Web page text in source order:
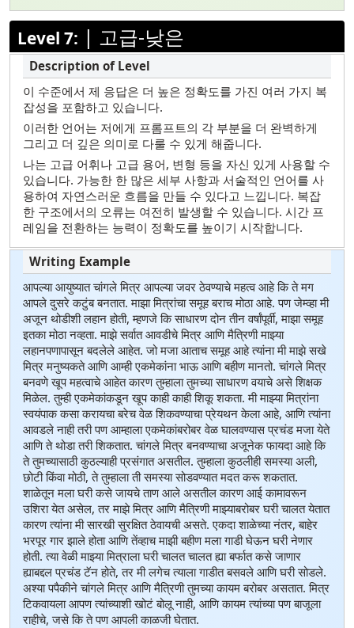
Level 7: | 고급-낮은
이 수준에서 제 응답은 더 높은 정확도를 가진 여러 가지 복
잡성을 포함하고 있습니다.
이러한 언어는 저에게 프롬프트의 각 부분을 더 완벽하게
그리고 더 깊은 의미로 다룰 수 있게 해줍니다.
나는 고급 어휘나 고급 용어, 변형 등을 자신 있게 사용할 수
있습니다. 가능한 한 많은 세부 사항과 서술적인 언어를 사
용하여 자연스러운 흐름을 만들 수 있다고 느낍니다. 복잡
한 구조에서의 오류는 여전히 발생할 수 있습니다. 시간 프
레임을 전환하는 능력이 정확도를 높이기 시작합니다.
आपल्या आयुष्यात चांगले मित्र आपल्या जवर ठेवण्याचे महत्व आहे कि ते मग
आपले दुसरे कटुंब बनतात. माझा मित्रांचा समूह बराच मोठा आहे. पण जेम्व्हा मी
अजून थोडीशी लहान होती, म्हणजे कि साधारण दोन तीन वर्षांपूर्वी, माझा समूह
इतका मोठा नव्हता. माझे सर्वात आवडीचे मित्र आणि मैत्रिणी माझ्या
लहानपणापासून बदलेले आहेत. जो मजा आताच समूह आहे त्यांना मी माझे सखे
मित्र मनुष्यकते आणि आम्ही एकमेकांना भाऊ आणि बहीण मानतो. चांगले मित्र
बनवणे खूप महत्वाचे आहेत कारण तुम्हाला तुमच्या साधारण वयाचे असे शिक्षक
मिळेल. तुम्ही एकमेकांकडून खूप काही काही शिकू शकता. मी माझ्या मित्रांना
स्वयंपाक कसा करायचा बरेच वेळ शिकवण्याचा प्रेयथन केला आहे, आणि त्यांना
आवडले नाही तरी पण आम्हाला एकमेकांबरोबर वेळ घालवण्यास प्रचंड मजा येते
आणि ते थोडा तरी शिकतात. चांगले मित्र बनवण्याचा अजूनेक फायदा आहे कि
ते तुमच्यासाठी कुठल्याही प्रसंगात असतील. तुम्हाला कुठलीही समस्या अली,
छोटी किंवा मोठी, ते तुम्हाला ती समस्या सोडवण्यात मदत करू शकतात.
शाळेतून मला घरी कसे जायचे ताण आले असतील कारण आई कामावरून
उशिरा येत असेल, तर माझे मित्र आणि मैत्रिणी माझ्याबरोबर घरी चालत येतात
कारण त्यांना मी सारखी सुरक्षित ठेवायची असते. एकदा शाळेच्या नंतर, बाहेर
भरपूर गार झाले होता आणि तेंव्हाच माझी बहीण मला गाडी घेऊन घरी नेणार
होती. त्या वेळी माझ्या मित्राला घरी चालत चालत ह्या बर्फात कसे जाणार
ह्याबद्दल प्रचंड टॅन होते, तर मी लगेच त्याला गाडीत बसवले आणि घरी सोडले.
अश्या पपैकीने चांगले मित्र आणि मैत्रिणी तुमच्या कायम बरोबर असतात. मित्र
टिकवायला आपण त्यांच्याशी खोटं बोलू नाही, आणि कायम त्यांच्या पण बाजूला
राहीचे, जसे कि ते पण आपली काळजी घेतात.